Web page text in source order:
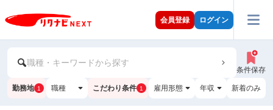
会員登録 ログイン
職種・キーワードから探す
条件保存
勤務地 1 職種 こだわり条件 1 雇用形態 年収 新着のみ